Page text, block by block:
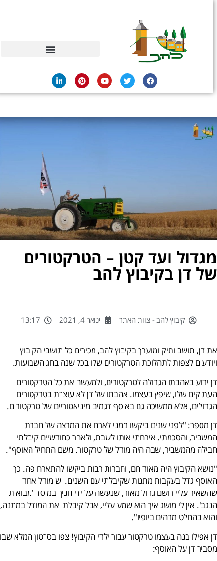
ועד קטן – הטרקטורים
דן בקיבוץ להב
קיבוץ להב - צוות האתר ינואר 4, 2021 13:17
דן, תושב ותיק ומוערך בקיבוץ להב, מכירים כל תושבי הקיבוץ
לצפות לתהלוכת הטרקטורים שלו בכל שנה בחג השבועות.
ידוע באהבתו הגדולה לטרקטורים, ולמעשה את כל הטרקטורים
שלו, שיפץ בעצמו. אהבתו של דן לא עוצרת בטרקטורים
אלא ממשיכה גם באוסף דגמים מיניאטוריים של טרקטורים.
מספר: "לפני שנים ביקשו ממני לארח את המרצה של חברת
והסכמתי. אירחתי אותו לשבת, ולאחר כחודשיים קיבלתי
מהמשביר, שבה היה מודל של טרקטור. משם התחיל האוסף".
הקיבוץ היה מאוד חם, וחברות רבות ביקשו להתארח פה. כך
גדל בעקבות מתנות שקיבלתי עם השנים. יש מודל אחד
עליי רושם גדול מאוד, שנעשה על ידי חניך במוסד 'מבואות
אין לי מושג איך הוא שמע עליי, אבל קיבלתי את המודל במתנה,
בהחלט מדהים ביופיו".
אפילו בנה בעצמו טרקטור עבור ילדי הקיבוץ! צפו בסרטון המלא שבו
דן על האוסף: